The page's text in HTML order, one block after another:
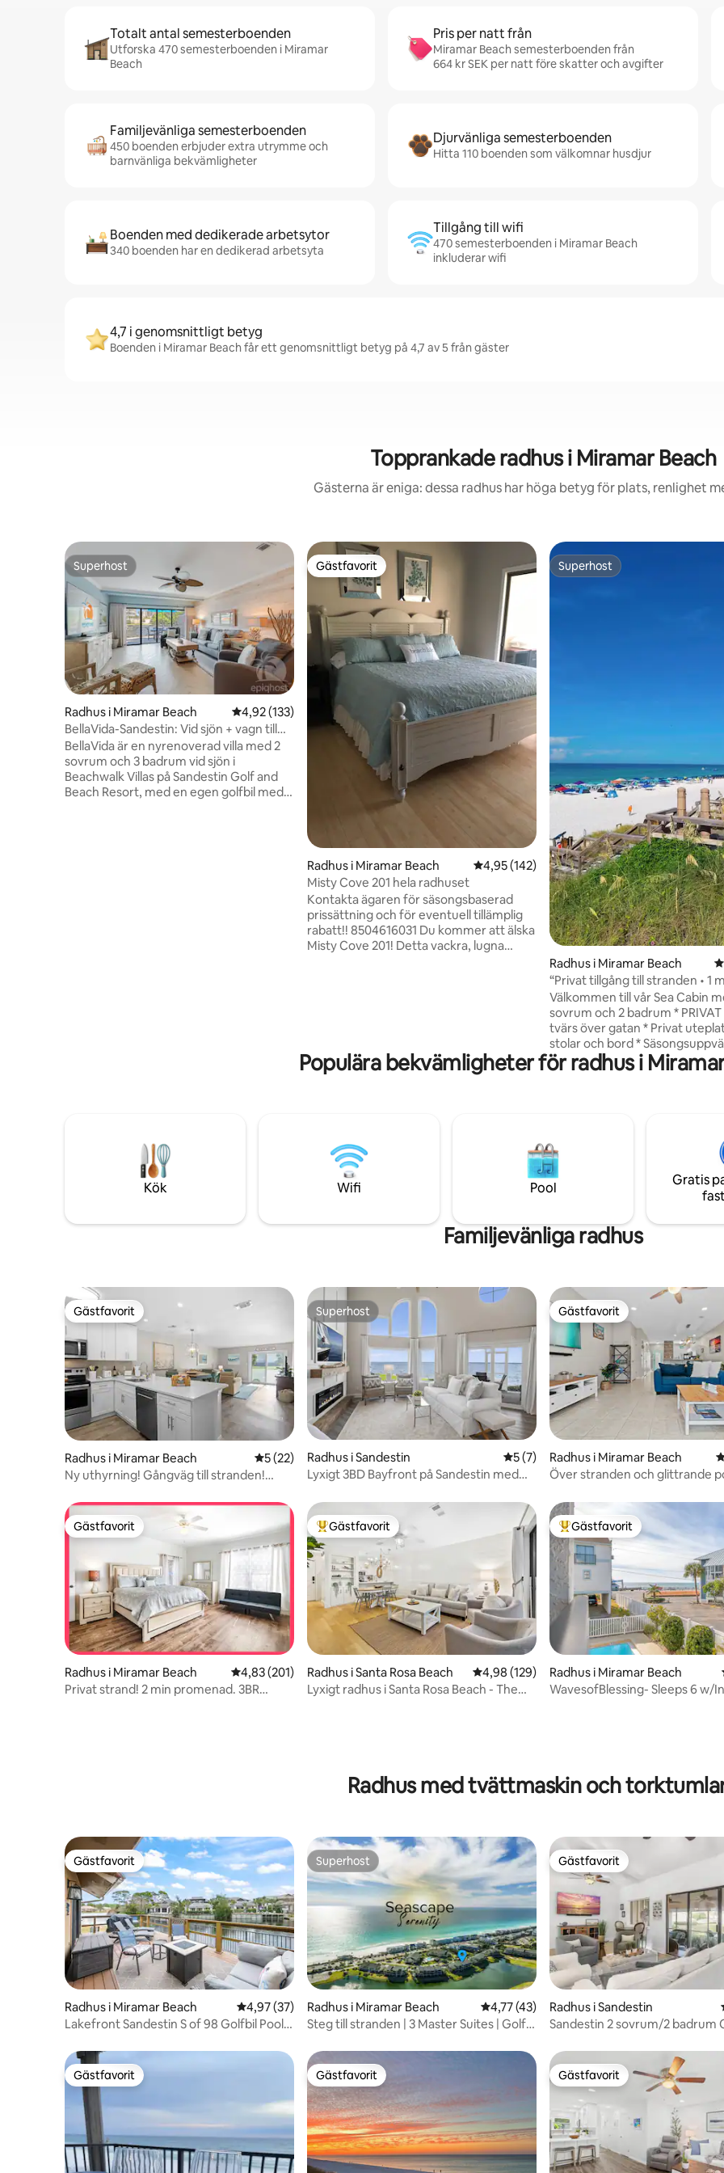
Totalt antal semesterboenden
Utforska 470 semesterboenden i Miramar
Beach
Pris per natt från
Miramar Beach semesterboenden från
664 kr SEK per natt före skatter och avgifter
Familjevänliga semesterboenden
450 boenden erbjuder extra utrymme och
barnvänliga bekvämligheter
Djurvänliga semesterboenden
Hitta 110 boenden som välkomnar husdjur
Boenden med dedikerade arbetsytor
340 boenden har en dedikerad arbetsyta
Tillgång till wifi
470 semesterboenden i Miramar Beach
inkluderar wifi
4,7 i genomsnittligt betyg
Boenden i Miramar Beach får ett genomsnittligt betyg på 4,7 av 5 från gäster
Topprankade radhus i Miramar Beach
Gästerna är eniga: dessa radhus har höga betyg för plats, renlighet
Superhost
Superhost
Radhus i Miramar Beach 4,92 av 5 i genomsnittligt betyg, 133 omdömen
4,92 (133)
BellaVida-Sandestin: Vid sjön + vagn till
stranden
BellaVida är en nyrenoverad villa med 2
sovrum och 3 badrum vid sjön i
Beachwalk Villas på Sandestin Golf and
Beach Resort, med en egen golfbil med 6
Gästfavorit
Gästfavorit
Radhus i Miramar Beach 4,95 av 5 i genomsnittligt betyg, 142
4,95 (142)
Misty Cove 201 hela radhuset
Kontakta ägaren för säsongsbaserad
prissättning och för eventuell tillämplig
rabatt!! 8504616031 Du kommer att älska
Misty Cove 201! Detta vackra, lugna
Beach och parkering. Denna strand
ligger intill den populära Pompano Joe's
Superhost
Superhost
Radhus i Miramar Beach
“Privat tillgång till stranden • 1 minuts
promenad • Superhost”
Välkommen till vår Sea Cabin
sovrum och 2 badrum * PRIVAT STRAND
tvärs över gatan * Privat
stolar och bord *
gemensam pool * Gratis
plats (1 parkeringsbiljett
Strandstolar, strandvagn och
gäster att använda * Smart-TV i
sovrummet och
Frukostbar * Matbord *
Kaffebryggare * Kolgrill
Populära bekvämligheter för radhus i
Kök Wifi Pool
Gratis
Familjevänliga radhus
Gästfavorit
Gästfavorit
Radhus i Miramar Beach 5 av 5 i genomsnittligt betyg, 22 omdömen
5 (22)
Ny uthyrning! Gångväg till stranden!
Superhost
Superhost
Radhus i Sandestin 5 av 5 i genomsnittligt betyg, 7
5 (7)
Lyxigt 3BD Bayfront på Sandestin med
Gästfavorit
Gästfavorit
Radhus i Miramar Beach
Över stranden och glittrande
Gästfavorit
Gästfavorit
Radhus i Miramar Beach 4,83 av 5 i genomsnittligt betyg, 201 omdömen
4,83 (201)
Privat strand! 2 min promenad. 3BR
Populär gästfavorit
Gästfavorit
Radhus i Santa Rosa Beach 4,98 av 5 i genomsnittligt betyg, 129
4,98 (129)
Lyxigt radhus i Santa Rosa Beach - The
Populär gästfavorit
Gästfavorit
Radhus i Miramar Beach
WavesofBlessing- Sleeps 6 w/
Radhus med tvättmaskin och
Gästfavorit
Gästfavorit
Radhus i Miramar Beach 4,97 av 5 i genomsnittligt betyg, 37 omdömen
4,97 (37)
Lakefront Sandestin S of 98 Golfbil Pool
Superhost
Superhost
Radhus i Miramar Beach 4,77 av 5 i genomsnittligt betyg, 43
4,77 (43)
Steg till stranden | 3 Master Suites | Golf |
Gästfavorit
Gästfavorit
Radhus i Sandestin
Sandestin 2 sovrum/2 badrum
Gästfavorit
Gästfavorit Gästfavorit
Gästfavorit Gästfavorit
Gästfavorit